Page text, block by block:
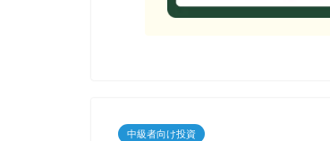
中級者向け投資